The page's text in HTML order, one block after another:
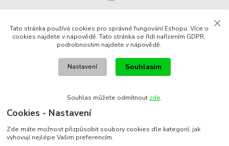
Tato stránka používá cookies pro správné fungování Eshopu. Více o
cookies najdete v nápovědě. Tato stránka se řídí nařízením GDPR,
podrobnostim najdete v nápovědě.
Nastavení Souhlasím
Souhlas můžete odmítnout zde.
Cookies - Nastavení
Zde máte možnost přizpůsobit soubory cookies dle kategorií, jak
vyhovují nejlépe Vašim preferencím.